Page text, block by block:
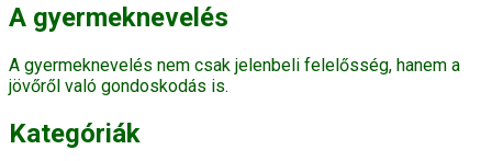
A gyermeknevelés
A gyermeknevelés nem csak jelenbeli felelősség, hanem a
jövőről való gondoskodás is.
Kategóriák